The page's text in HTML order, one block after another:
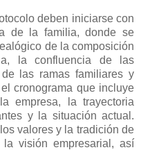
deben iniciarse con
de la familia, donde se
de la composición
la confluencia de las
las ramas familiares y
cronograma que incluye
empresa, la trayectoria
y la situación actual.
valores y la tradición de
visión empresarial, así